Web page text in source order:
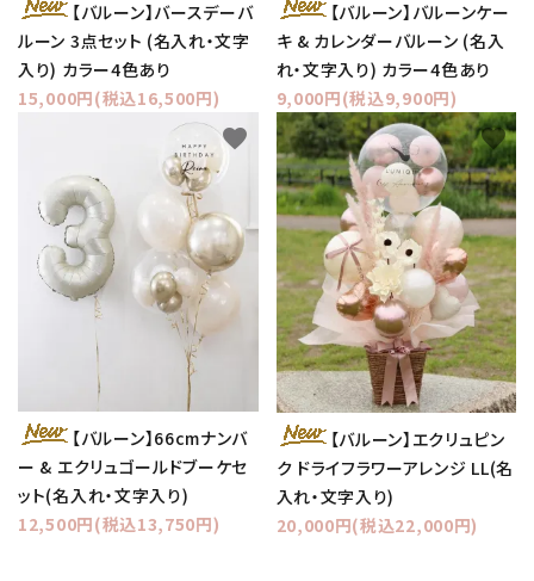
【バルーン】バースデーバ
ルーン 3点セット (名入れ・文字
入り) カラー4色あり
15,000円(税込16,500円)
【バルーン】バルーンケー
キ & カレンダーバルーン (名入
れ・文字入り) カラー4色あり
9,000円(税込9,900円)
【バルーン】66cmナンバ
ー & エクリュゴールドブーケセ
ット(名入れ・文字入り)
12,500円(税込13,750円)
favorite
【バルーン】エクリュピン
ク ドライフラワーアレンジ LL(名
入れ・文字入り)
20,000円(税込22,000円)
favorite